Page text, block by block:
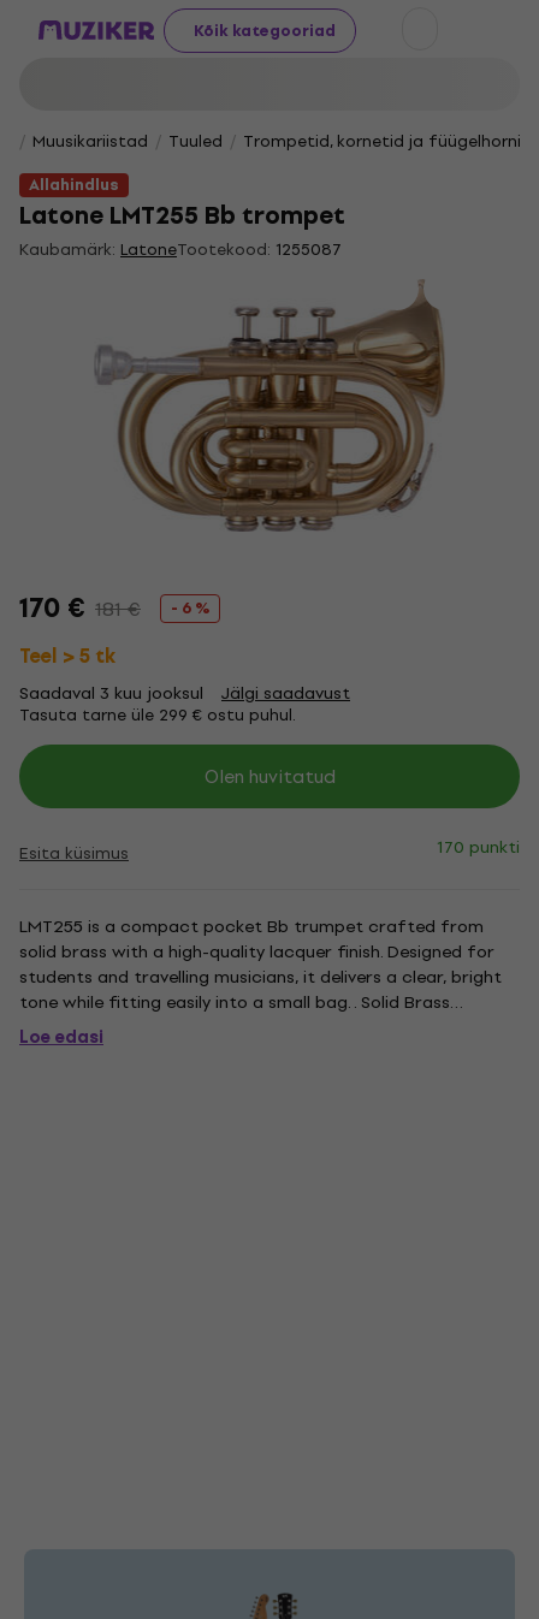
Kõik kategooriad
Muusikariistad Tuuled
Trompetid, kornetid ja füügelhornid
Allahindlus
Latone LMT255 Bb trompet
Kaubamärk: LatoneTootekood: 1255087
170 € 181 € - 6 %
Teel > 5 tk
Saadaval 3 kuu jooksul Jälgi saadavust
Tasuta tarne üle 299 € ostu puhul.
Olen huvitatud
Esita küsimus 170 punkti
LMT255 is a compact pocket Bb trumpet crafted from
solid brass with a high-quality lacquer finish. Designed for
students and travelling musicians, it delivers a clear, bright
tone while fitting easily into a small bag. . Solid Brass
Construction. The body is forged from solid brass with a
smooth, flawless lacquer coating that provides both...
Loe edasi